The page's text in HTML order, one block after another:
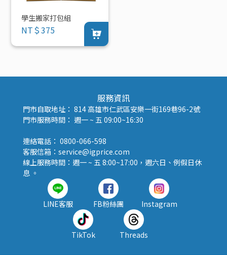
學生搬家打包組
NT＄375
服務資訊
門市自取地址： 814 高雄市仁武區安樂一街169巷96-2號
門市服務時間： 週一 ~ 五 09:00~16:30
連絡電話： 0800-066-598
客服信箱：service@igprice.com
線上服務時間：週一 ~ 五 8:00~17:00，週六日、例假日休
息 。
LINE客服 FB粉絲團 Instagram
TikTok Threads